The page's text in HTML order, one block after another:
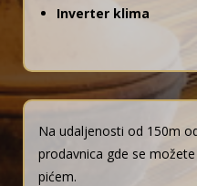
Inverter klima
Na udaljenosti od 150m
prodavnica gde se
pićem.